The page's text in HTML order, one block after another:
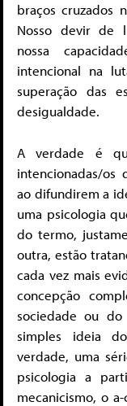
braços cruzados
Nosso devir de
nossa
intencional na
superação das
desigualdade.
A verdade é
intencionadas/os
ao difundirem a
uma psicologia
do termo,
outra, estão
cada vez mais
concepção
sociedade ou do
simples ideia
verdade, uma
psicologia a
mecanicismo, o